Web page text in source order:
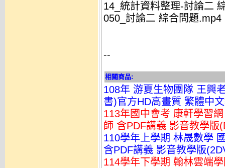
14_統計資料整理-討論二
050_討論二 綜合問題.mp4
--
相關商品:
108年 游夏生物團隊 王興
書)官方HD高畫質 繁體中
113年國中會考 康軒學習
師 含PDF講義 影音教學版
110學年上學期 林晟數學
含PDF講義 影音教學版
114學年下學期 翰林雲端